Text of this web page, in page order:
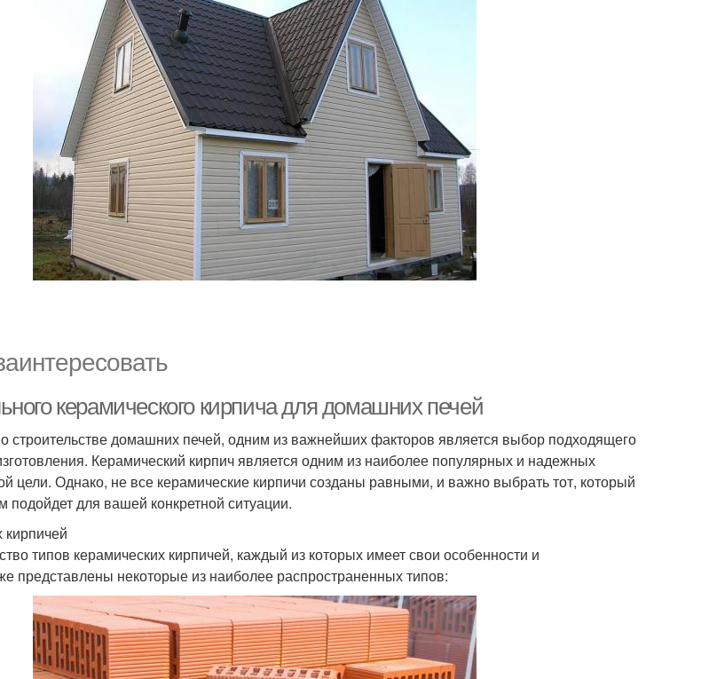
керамического кирпича для домашних печей
о строительстве домашних печей, одним из важнейших факторов является выбор подходящего
Керамический кирпич является одним из наиболее популярных и надежных
цели. Однако, не все керамические кирпичи созданы равными, и важно выбрать тот, который
подойдет для вашей конкретной ситуации.
типов керамических кирпичей, каждый из которых имеет свои особенности и
представлены некоторые из наиболее распространенных типов: